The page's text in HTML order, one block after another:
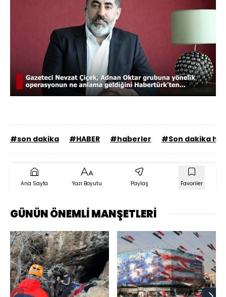
Sesi
Aç
Yüklendi:
46.81%
Oynatma
Hızı
#son dakika #HABER #haberler #Son dakika
Ana Sayfa Yazı Boyutu Paylaş Favoriler
GÜNÜN ÖNEMLİ MANŞETLERİ